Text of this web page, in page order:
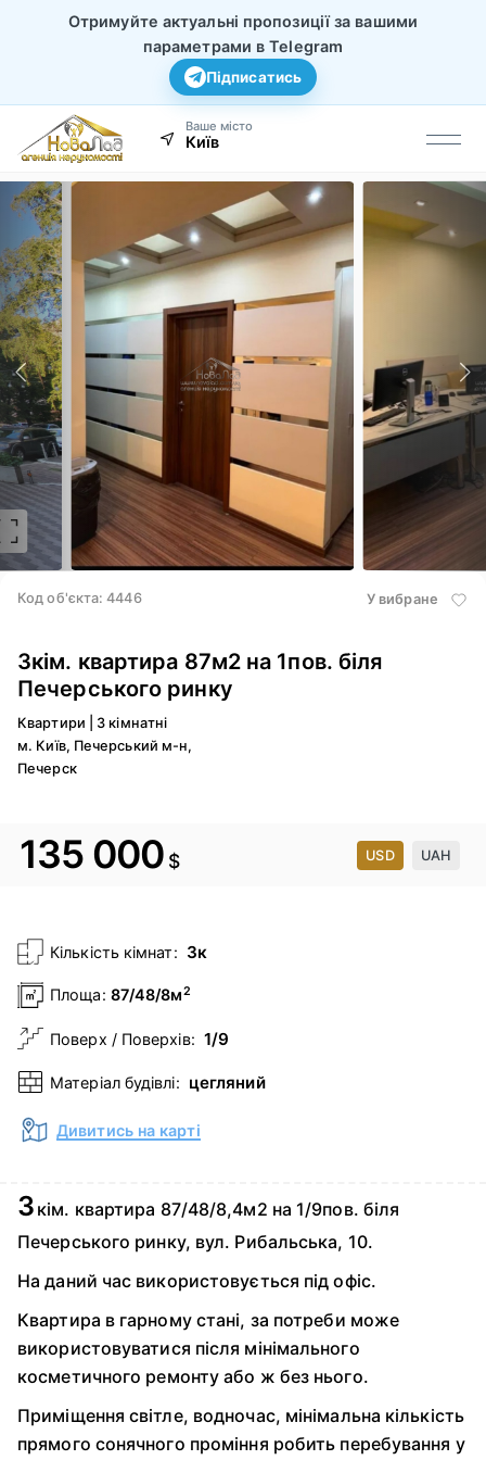
Отримуйте актуальні пропозиції за вашими
параметрами в Telegram
Підписатись
Ваше місто
Київ
Код об'єкта: 4446 У вибране
3кім. квартира 87м2 на 1пов. біля
Печерського ринку
Квартири
3 кімнатні
м. Київ, Печерський м-н,
Печерск
135 000 $ USD UAH
Кількість кімнат: 3к
Площа: 87/48/8м2
Поверх / Поверхів: 1/9
Матеріал будівлі: цегляний
Дивитись на карті
3 кім. квартира 87/48/8,4м2 на 1/9пов. біля
Печерського ринку, вул. Рибальська, 10.
На даний час використовується під офіс.
Квартира в гарному стані, за потреби може
використовуватися після мінімального
косметичного ремонту або ж без нього.
Приміщення світле, водночас, мінімальна кількість
прямого сонячного проміння робить перебування у